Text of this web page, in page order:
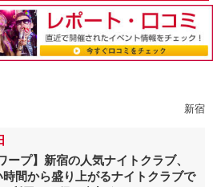
新宿
ープ】新宿の人気ナイトクラブ、
間から盛り上がるナイトクラブで